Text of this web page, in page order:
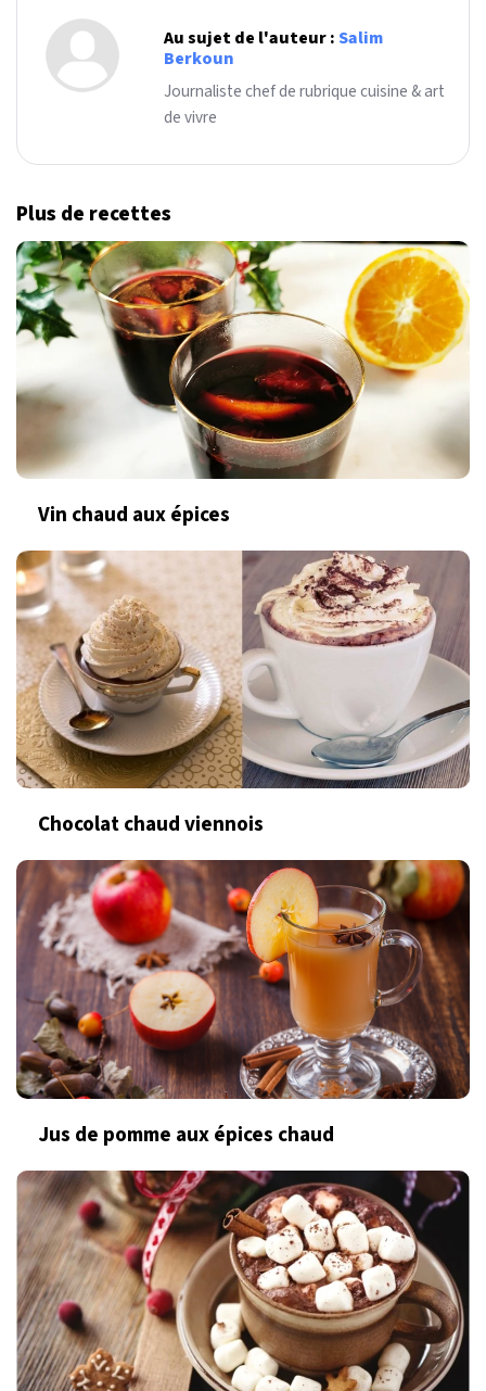
Au sujet de l'auteur :Salim
Berkoun
Journaliste chef de rubrique cuisine & art
de vivre
Plus de recettes
Vin chaud aux épices
Chocolat chaud viennois
Jus de pomme aux épices chaud